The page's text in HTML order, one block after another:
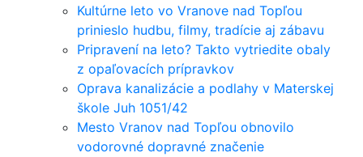
Kultúrne leto vo Vranove nad Topľou
prinieslo hudbu, filmy, tradície aj zábavu
Pripravení na leto? Takto vytriedite obaly
z opaľovacích prípravkov
Oprava kanalizácie a podlahy v Materskej
škole Juh 1051/42
Mesto Vranov nad Topľou obnovilo
vodorovné dopravné značenie